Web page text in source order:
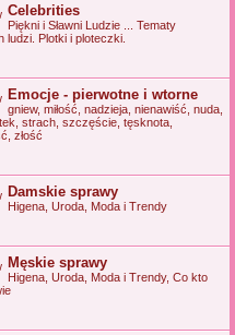
Celebrities
Piękni i Sławni Ludzie ... Tematy
Plotki i ploteczki.
Emocje - pierwotne i wtorne
gniew, miłość, nadzieja, nienawiść, nuda,
strach, szczęście, tęsknota,
złość
Damskie sprawy
Higena, Uroda, Moda i Trendy
Męskie sprawy
Higena, Uroda, Moda i Trendy, Co kto